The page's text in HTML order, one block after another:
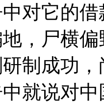
对它的
，尸横
制成功
就说对